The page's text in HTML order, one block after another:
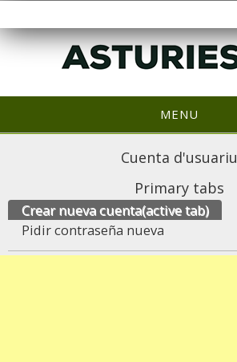
MENU
Cuenta d'usuariu
Primary tabs
Crear nueva cuenta(active tab)
Pidir contraseña nueva